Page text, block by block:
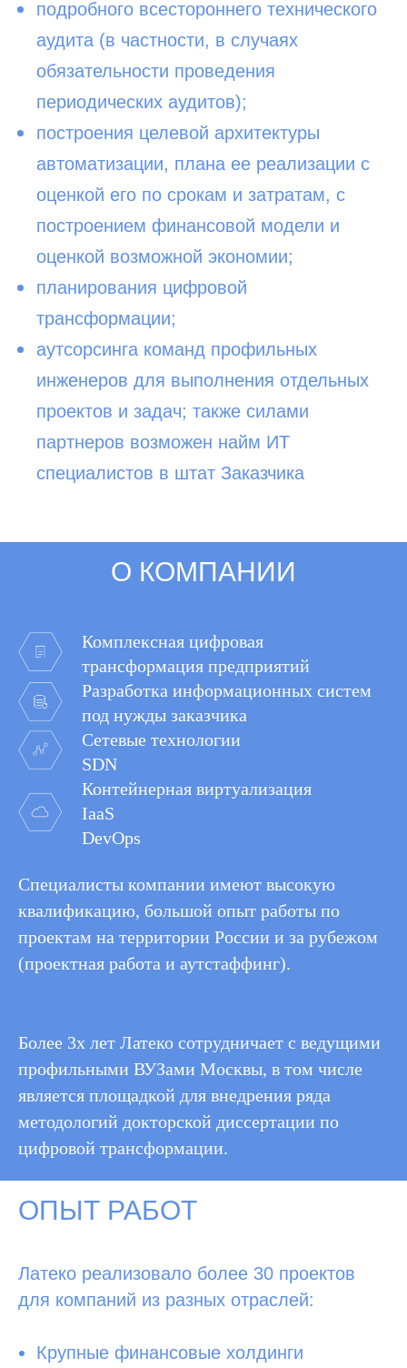
подробного всестороннего технического
аудита (в частности, в случаях
обязательности проведения
периодических аудитов);
построения целевой архитектуры
автоматизации, плана ее реализации с
оценкой его по срокам и затратам, с
построением финансовой модели и
оценкой возможной экономии;
планирования цифровой
трансформации;
аутсорсинга команд профильных
инженеров для выполнения отдельных
проектов и задач; также силами
партнеров возможен найм ИТ
специалистов в штат Заказчика
О КОМПАНИИ
Комплексная цифровая
трансформация предприятий
Разработка информационных систем
под нужды заказчика
Сетевые технологии
SDN
Контейнерная виртуализация
IaaS
DevOps
Специалисты компании имеют высокую
квалификацию, большой опыт работы по
проектам на территории России и за рубежом
(проектная работа и аутстаффинг).
Более 3х лет Латеко сотрудничает с ведущими
профильными ВУЗами Москвы, в том числе
является площадкой для внедрения ряда
методологий докторской диссертации по
цифровой трансформации.
ОПЫТ РАБОТ
Латеко реализовало более 30 проектов
для компаний из разных отраслей:
Крупные финансовые холдинги